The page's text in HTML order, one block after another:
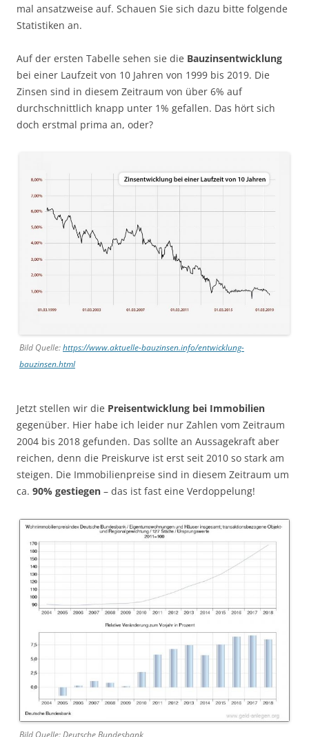
mal ansatzweise auf. Schauen Sie sich dazu bitte folgende
Statistiken an.
Auf der ersten Tabelle sehen sie die Bauzinsentwicklung
bei einer Laufzeit von 10 Jahren von 1999 bis 2019. Die
Zinsen sind in diesem Zeitraum von über 6% auf
durchschnittlich knapp unter 1% gefallen. Das hört sich
doch erstmal prima an, oder?
Bild Quelle:https://www.aktuelle-bauzinsen.info/entwicklung-
bauzinsen.html
Jetzt stellen wir die Preisentwicklung bei Immobilien
gegenüber. Hier habe ich leider nur Zahlen vom Zeitraum
2004 bis 2018 gefunden. Das sollte an Aussagekraft aber
reichen, denn die Preiskurve ist erst seit 2010 so stark am
steigen. Die Immobilienpreise sind in diesem Zeitraum um
ca. 90% gestiegen – das ist fast eine Verdoppelung!
Bild Quelle: Deutsche Bundesbank